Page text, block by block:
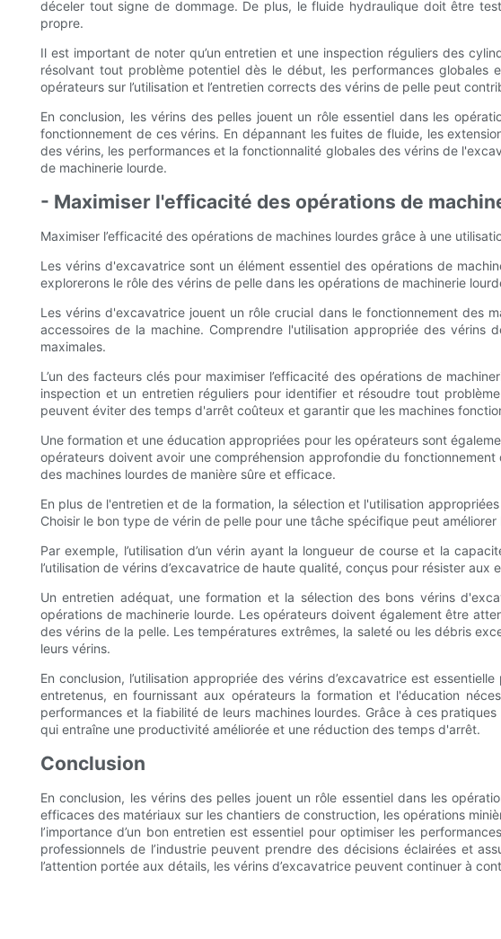
déceler tout signe de dommage. De plus, le fluide hydraulique doit être
propre.
Il est important de noter qu’un entretien et une inspection réguliers des
résolvant tout problème potentiel dès le début, les performances
opérateurs sur l’utilisation et l’entretien corrects des vérins de pelle peut
En conclusion, les vérins des pelles jouent un rôle essentiel dans les
fonctionnement de ces vérins. En dépannant les fuites de fluide, les
des vérins, les performances et la fonctionnalité globales des vérins de
de machinerie lourde.
- Maximiser l'efficacité des opérations de
Maximiser l’efficacité des opérations de machines lourdes grâce à une
Les vérins d'excavatrice sont un élément essentiel des opérations de
explorerons le rôle des vérins de pelle dans les opérations de machinerie
Les vérins d'excavatrice jouent un rôle crucial dans le fonctionnement des
accessoires de la machine. Comprendre l'utilisation appropriée des
maximales.
L’un des facteurs clés pour maximiser l’efficacité des opérations de
inspection et un entretien réguliers pour identifier et résoudre tout
peuvent éviter des temps d'arrêt coûteux et garantir que les machines
Une formation et une éducation appropriées pour les opérateurs sont
opérateurs doivent avoir une compréhension approfondie du
des machines lourdes de manière sûre et efficace.
En plus de l'entretien et de la formation, la sélection et l'utilisation
Choisir le bon type de vérin de pelle pour une tâche spécifique peut
Par exemple, l’utilisation d’un vérin ayant la longueur de course et la
l’utilisation de vérins d’excavatrice de haute qualité, conçus pour résister
Un entretien adéquat, une formation et la sélection des bons vérins
opérations de machinerie lourde. Les opérateurs doivent également être
des vérins de la pelle. Les températures extrêmes, la saleté ou les débris
leurs vérins.
En conclusion, l’utilisation appropriée des vérins d’excavatrice est
entretenus, en fournissant aux opérateurs la formation et l'éducation
performances et la fiabilité de leurs machines lourdes. Grâce à ces
qui entraîne une productivité améliorée et une réduction des temps d'arrêt.
Conclusion
En conclusion, les vérins des pelles jouent un rôle essentiel dans les
efficaces des matériaux sur les chantiers de construction, les opérations
l’importance d’un bon entretien est essentiel pour optimiser les
professionnels de l’industrie peuvent prendre des décisions éclairées et
l’attention portée aux détails, les vérins d’excavatrice peuvent continuer à